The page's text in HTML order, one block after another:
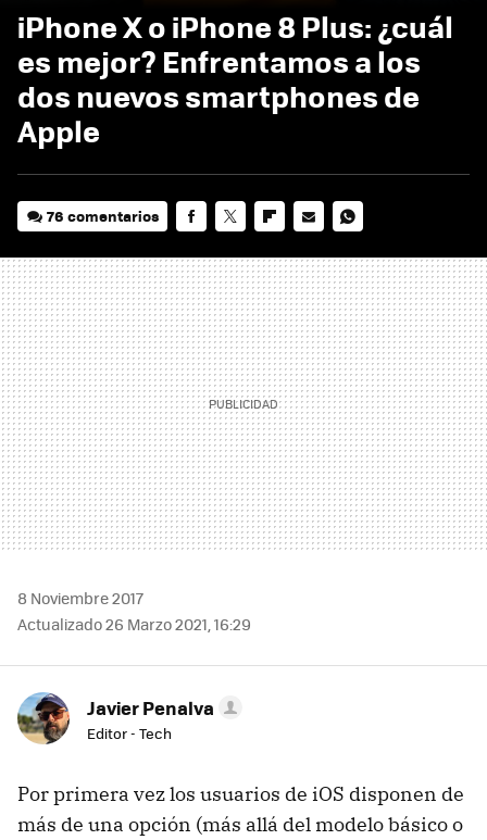
iPhone X o iPhone 8 Plus: ¿cuál
es mejor? Enfrentamos a los
dos nuevos smartphones de
Apple
76 comentarios
MAIL
8 Noviembre 2017
Actualizado 26 Marzo 2021, 16:29
Javier Penalva
Editor - Tech
Por primera vez los usuarios de iOS disponen de
más de una opción (más allá del modelo básico o